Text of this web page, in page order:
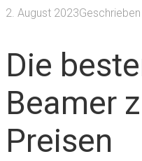
2. August 2023
Die
Beamer
Preisen